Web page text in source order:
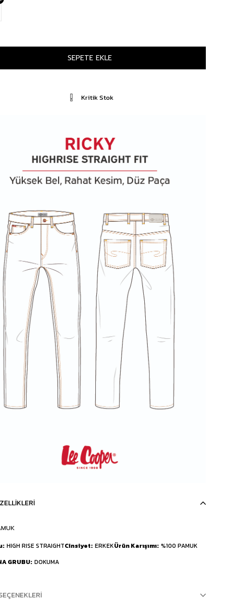
Kritik Stok
HIGH RISE STRAIGHTCinsiyet ERKEKÜrün Karışımı %100 PAMUK
GRUBU DOKUMA